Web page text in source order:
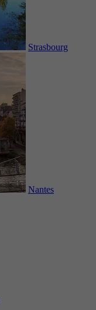
Strasbourg
Nantes